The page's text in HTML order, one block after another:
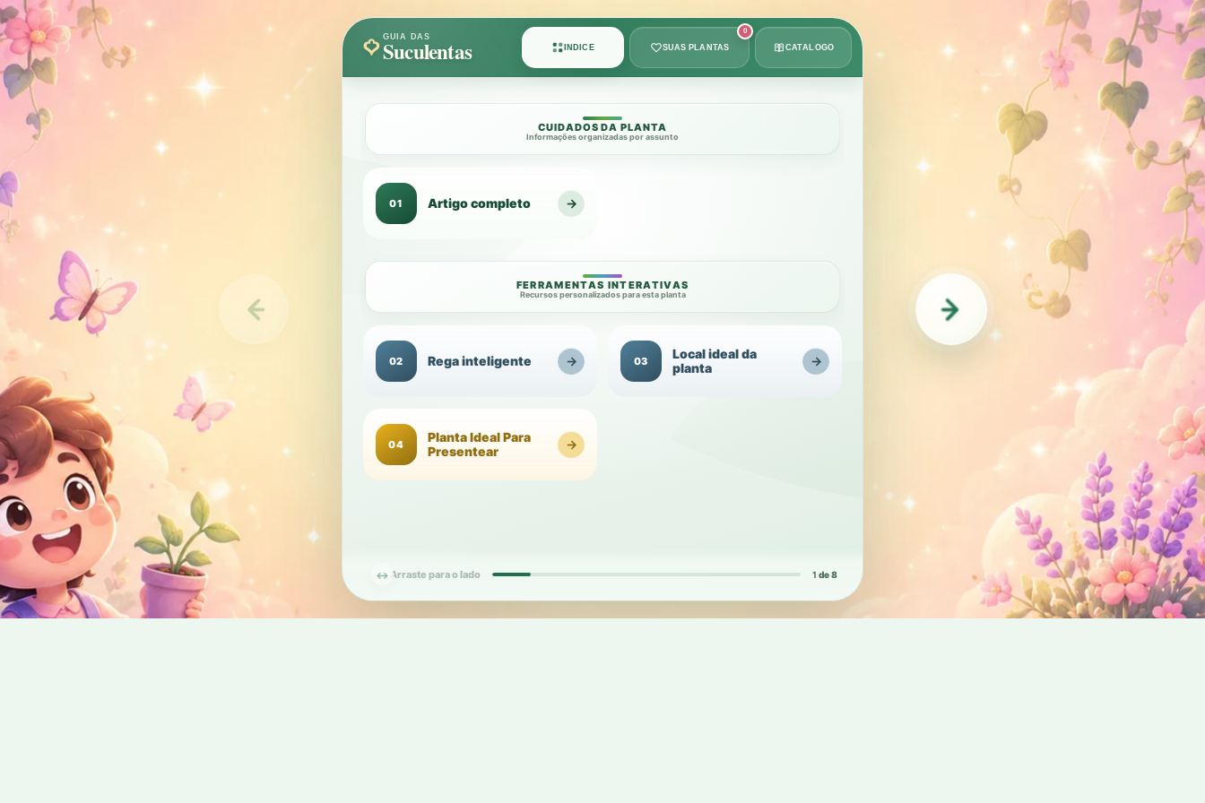
GUIA DAS
Suculentas ÍNDICE SUAS PLANTAS
0
CATÁLOGO
CUIDADOS DA PLANTA
Informações organizadas por assunto
01 Artigo completo →
1
FERRAMENTAS INTERATIVAS
Recursos personalizados para esta planta
02 Rega inteligente →
1
03
Local ideal da
planta
→
1
04
Planta Ideal Para
Presentear
→
Card
de
8
Rega inteligente
Rega
Card
2
de
↔ Arraste para o lado 1 de 8